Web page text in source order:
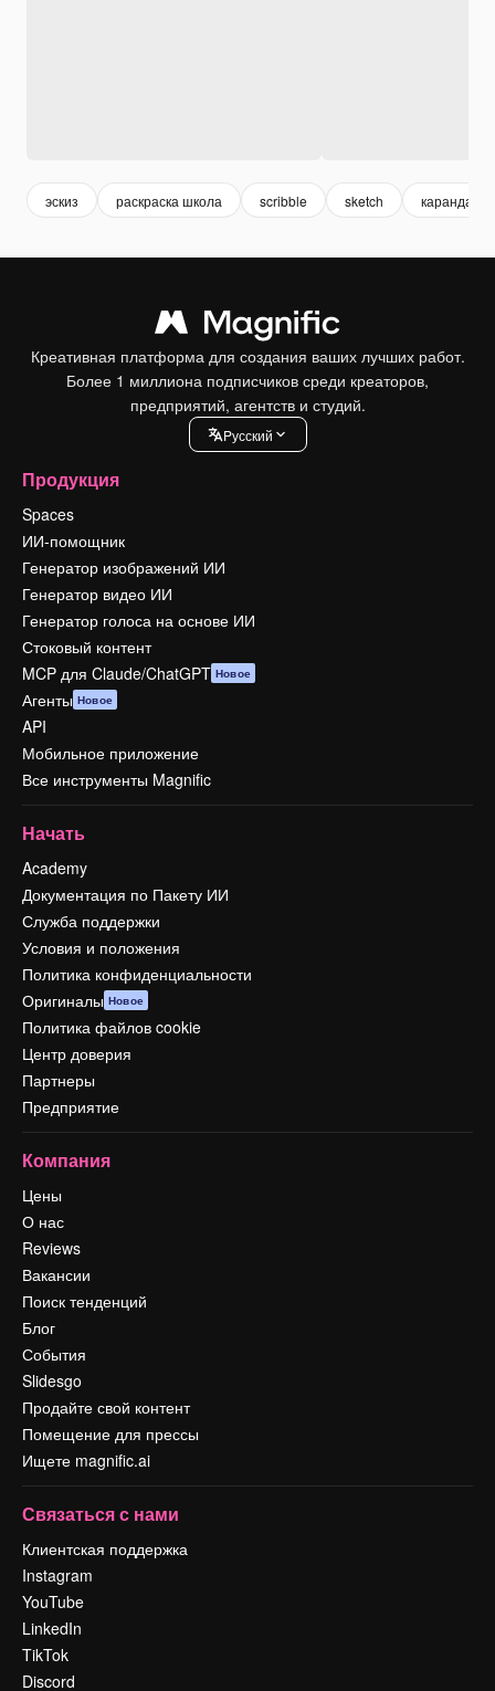
эскиз раскраска школа scribble sketch карандаш
Креативная платформа для создания ваших лучших работ.
Более 1 миллиона подписчиков среди креаторов,
предприятий, агентств и студий.
Pусский
Продукция
Spaces
ИИ-помощник
Генератор изображений ИИ
Генератор видео ИИ
Генератор голоса на основе ИИ
Стоковый контент
MCP для Claude/ChatGPT Новое
Агенты Новое
API
Мобильное приложение
Все инструменты Magnific
Начать
Academy
Документация по Пакету ИИ
Служба поддержки
Условия и положения
Политика конфиденциальности
Оригиналы Новое
Политика файлов cookie
Центр доверия
Партнеры
Предприятие
Компания
Цены
О нас
Reviews
Вакансии
Поиск тенденций
Блог
События
Slidesgo
Продайте свой контент
Помещение для прессы
Ищете magnific.ai
Связаться с нами
Клиентская поддержка
Instagram
YouTube
LinkedIn
TikTok
Discord